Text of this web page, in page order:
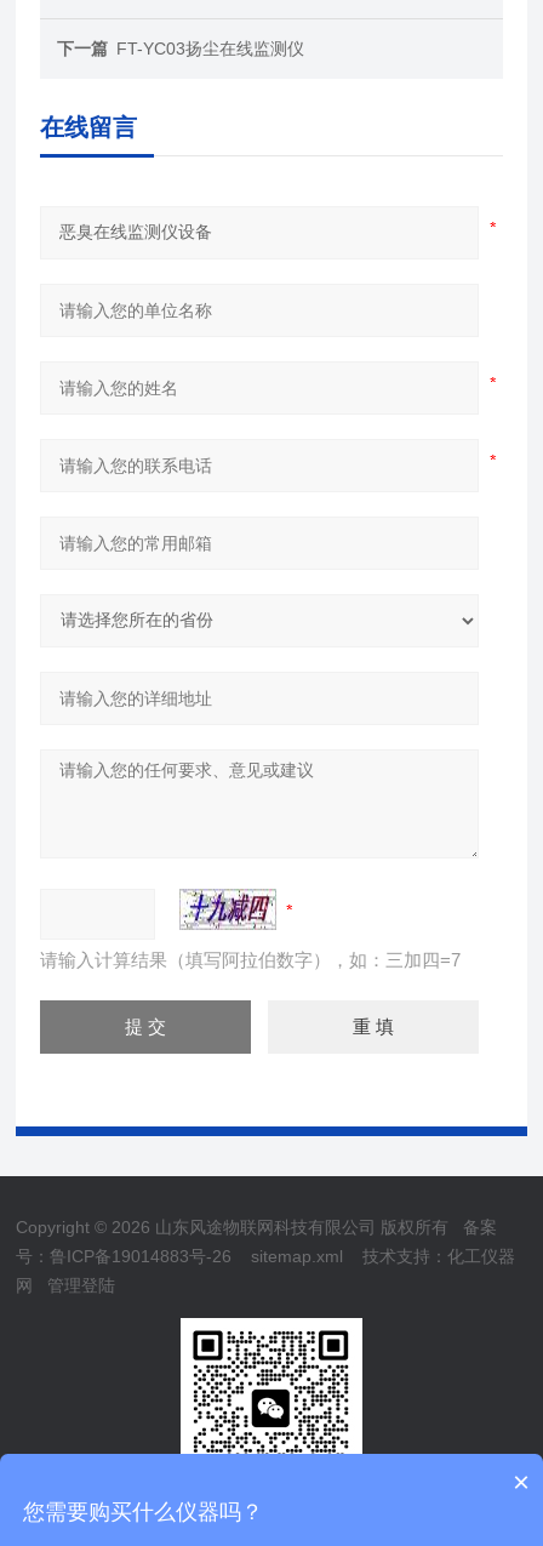
下一篇 FT-YC03扬尘在线监测仪
在线留言
请输入计算结果（填写阿拉伯数字），如：三加四=7
Copyright © 2026 山东风途物联网科技有限公司 版权所有 备案
号：鲁ICP备19014883号-26
sitemap.xml 技术支持：化工仪器
网
管理登陆
×
您需要购买什么仪器吗？